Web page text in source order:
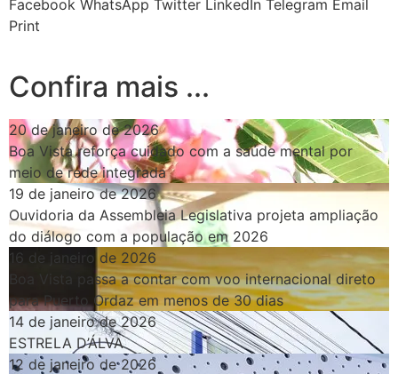
Facebook WhatsApp Twitter LinkedIn Telegram Email
Print
Confira mais ...
20 de janeiro de 2026
Boa Vista reforça cuidado com a saúde mental por
meio de rede integrada
19 de janeiro de 2026
Ouvidoria da Assembleia Legislativa projeta ampliação
do diálogo com a população em 2026
16 de janeiro de 2026
Boa Vista passa a contar com voo internacional direto
para Puerto Ordaz em menos de 30 dias
14 de janeiro de 2026
ESTRELA D’ÁLVA
12 de janeiro de 2026